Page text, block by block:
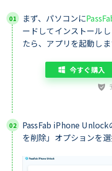
まず、パソコンに
ードしてインストール
たら、アプリを起動しま
今すぐ購入
PassFab iPhone
を削除」オプションを選